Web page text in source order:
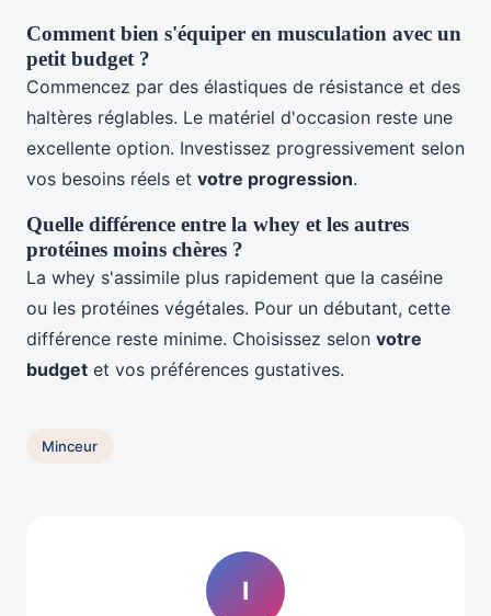
Comment bien s'équiper en musculation avec un
petit budget ?
Commencez par des élastiques de résistance et des
haltères réglables. Le matériel d'occasion reste une
excellente option. Investissez progressivement selon
vos besoins réels et votre progression.
Quelle différence entre la whey et les autres
protéines moins chères ?
La whey s'assimile plus rapidement que la caséine
ou les protéines végétales. Pour un débutant, cette
différence reste minime. Choisissez selon votre
budget et vos préférences gustatives.
Minceur
I